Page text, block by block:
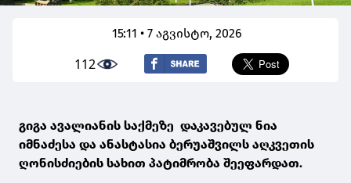
15:11 • 7 აგვისტო, 2026
112
გიგა ავალიანის საქმეზე დაკავებულ ნია
იმნაძესა და ანასტასია ბერუაშვილს აღკვეთის
ღონისძიების სახით პატიმრობა შეეფარდათ.